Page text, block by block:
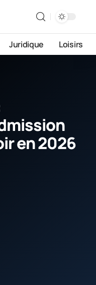
Juridique Loisirs
en 2026